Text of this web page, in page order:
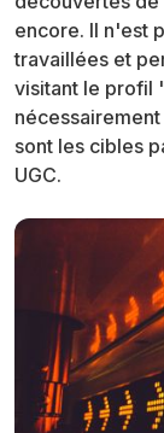
encore. Il n'est
travaillées et
visitant le profil
sont les cibles
UGC.